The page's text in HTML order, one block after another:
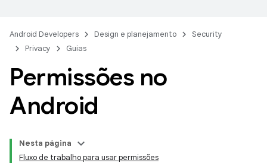
Android Developers Design e planejamento
Security
Privacy
Guias
Permissões no
Android
Nesta página
Fluxo de trabalho para usar permissões